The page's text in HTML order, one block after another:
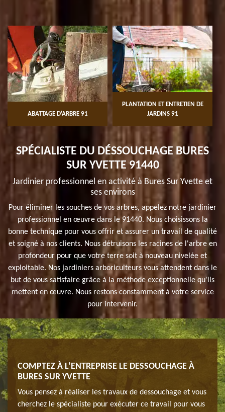
ABATTAGE D'ARBRE 91
PLANTATION ET ENTRETIEN DE
JARDINS 91
SPÉCIALISTE DU DÉSSOUCHAGE BURES
SUR YVETTE 91440
Jardinier professionnel en activité à Bures Sur Yvette et
ses environs
Pour éliminer les souches de vos arbres, appelez notre jardinier
professionnel en œuvre dans le 91440. Nous choisissons la
bonne technique pour vous offrir et assurer un travail de qualité
et soigné à nos clients. Nous détruisons les racines de l'arbre en
profondeur pour que votre terre soit à nouveau nivelée et
exploitable. Nos jardiniers arboriculteurs vous attendent dans le
but de vous satisfaire grâce à la méthode exceptionnelle qu'ils
mettent en œuvre. Nous restons constamment à votre service
pour intervenir.
COMPTEZ À L’ENTREPRISE LE DESSOUCHAGE À
BURES SUR YVETTE
Vous pensez à réaliser les travaux de dessouchage et vous
cherchez le spécialiste pour exécuter ce travail pour vous